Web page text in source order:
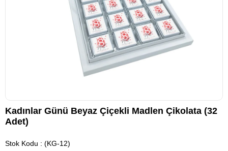
Kadınlar Günü Beyaz Çiçekli Madlen Çikolata (32
Adet)
Stok Kodu
(KG-12)